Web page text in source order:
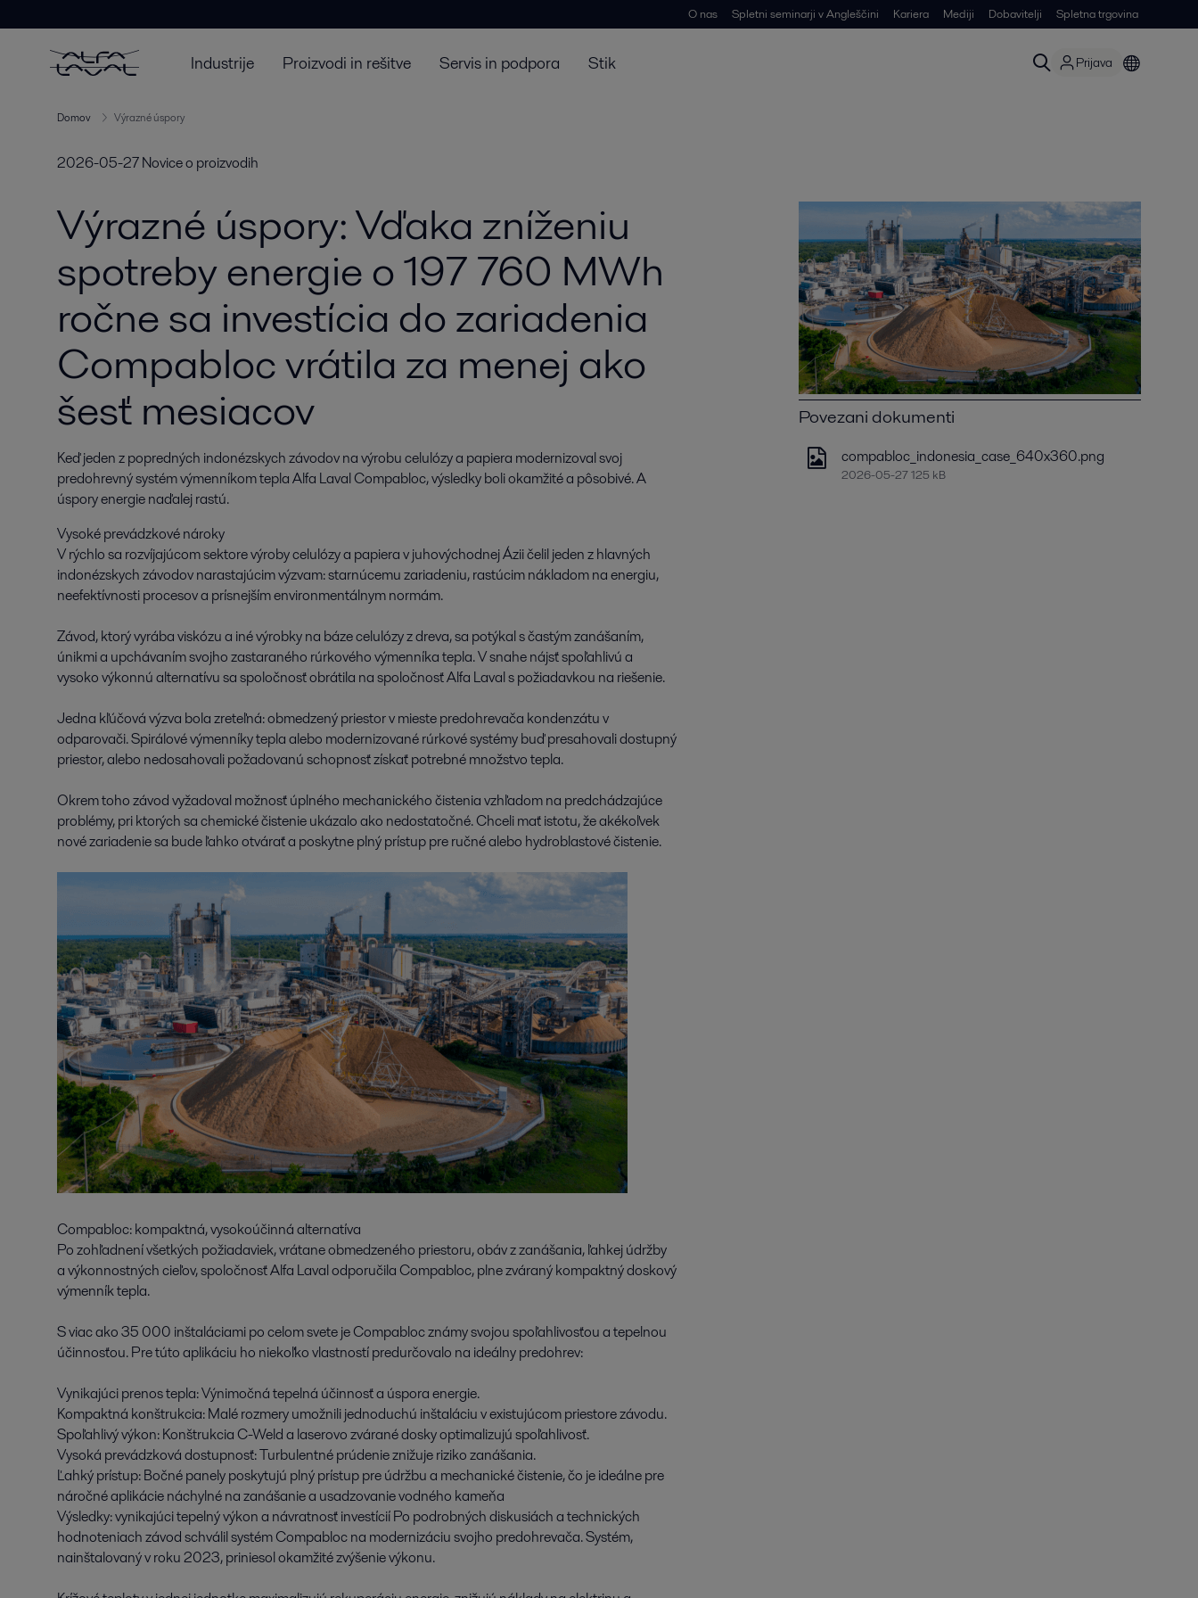
O nas Spletni seminarji v Angleščini Kariera Mediji Dobavitelji Spletna trgovina
Industrije Proizvodi in rešitve Servis in podpora Stik Prijava
Domov Výrazné úspory
2026-05-27Novice o proizvodih
Výrazné úspory: Vďaka zníženiu
spotreby energie o 197 760 MWh
ročne sa investícia do zariadenia
Compabloc vrátila za menej ako
šesť mesiacov
Keď jeden z popredných indonézskych závodov na výrobu celulózy a papiera modernizoval svoj
predohrevný systém výmenníkom tepla Alfa Laval Compabloc, výsledky boli okamžité a pôsobivé. A
úspory energie naďalej rastú.
Vysoké prevádzkové nároky
V rýchlo sa rozvíjajúcom sektore výroby celulózy a papiera v juhovýchodnej Ázii čelil jeden z hlavných
indonézskych závodov narastajúcim výzvam: starnúcemu zariadeniu, rastúcim nákladom na energiu,
neefektívnosti procesov a prísnejším environmentálnym normám.
Závod, ktorý vyrába viskózu a iné výrobky na báze celulózy z dreva, sa potýkal s častým zanášaním,
únikmi a upchávaním svojho zastaraného rúrkového výmenníka tepla. V snahe nájsť spoľahlivú a
vysoko výkonnú alternatívu sa spoločnosť obrátila na spoločnosť Alfa Laval s požiadavkou na riešenie.
Jedna kľúčová výzva bola zreteľná: obmedzený priestor v mieste predohrevača kondenzátu v
odparovači. Spirálové výmenníky tepla alebo modernizované rúrkové systémy buď presahovali dostupný
priestor, alebo nedosahovali požadovanú schopnosť získať potrebné množstvo tepla.
Okrem toho závod vyžadoval možnosť úplného mechanického čistenia vzhľadom na predchádzajúce
problémy, pri ktorých sa chemické čistenie ukázalo ako nedostatočné. Chceli mať istotu, že akékoľvek
nové zariadenie sa bude ľahko otvárať a poskytne plný prístup pre ručné alebo hydroblastové čistenie.
Compabloc: kompaktná, vysokoúčinná alternatíva
Po zohľadnení všetkých požiadaviek, vrátane obmedzeného priestoru, obáv z zanášania, ľahkej údržby
a výkonnostných cieľov, spoločnosť Alfa Laval odporučila Compabloc, plne zváraný kompaktný doskový
výmenník tepla.
S viac ako 35 000 inštaláciami po celom svete je Compabloc známy svojou spoľahlivosťou a tepelnou
účinnosťou. Pre túto aplikáciu ho niekoľko vlastností predurčovalo na ideálny predohrev:
Vynikajúci prenos tepla: Výnimočná tepelná účinnosť a úspora energie.
Kompaktná konštrukcia: Malé rozmery umožnili jednoduchú inštaláciu v existujúcom priestore závodu.
Spoľahlivý výkon: Konštrukcia C-Weld a laserovo zvárané dosky optimalizujú spoľahlivosť.
Vysoká prevádzková dostupnosť: Turbulentné prúdenie znižuje riziko zanášania.
Ľahký prístup: Bočné panely poskytujú plný prístup pre údržbu a mechanické čistenie, čo je ideálne pre
náročné aplikácie náchylné na zanášanie a usadzovanie vodného kameňa
Výsledky: vynikajúci tepelný výkon a návratnosť investícií Po podrobných diskusiách a technických
hodnoteniach závod schválil systém Compabloc na modernizáciu svojho predohrevača. Systém,
nainštalovaný v roku 2023, priniesol okamžité zvýšenie výkonu.
Povezani dokumenti
compabloc_indonesia_case_640x360.png
2026-05-27 125 kB